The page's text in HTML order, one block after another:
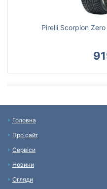
Pirelli Scorpion
Головна
Про сайт
Сервіси
Новини
Огляди